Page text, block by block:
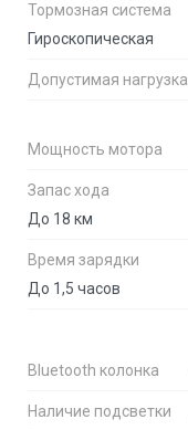
Тормозная система
Гироскопическая
Допустимая нагрузка
Мощность мотора
Запас хода
До 18 км
Время зарядки
До 1,5 часов
Bluetooth колонка
Наличие подсветки